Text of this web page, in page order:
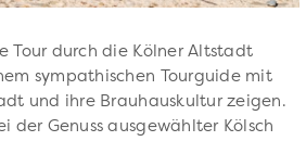
Tour durch die Kölner Altstadt
sympathischen Tourguide mit
und ihre Brauhauskultur zeigen.
der Genuss ausgewählter Kölsch